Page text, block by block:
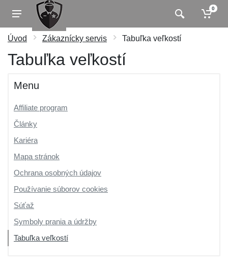
0
Úvod Zákaznícky servis Tabuľka veľkostí
Tabuľka veľkostí
Menu
Affiliate program
Články
Kariéra
Mapa stránok
Ochrana osobných údajov
Používanie súborov cookies
Súťaž
Symboly prania a údržby
Tabuľka veľkostí